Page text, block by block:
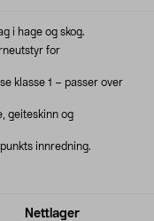
Nettlager
i hage og skog.
for
klasse 1 – passer over
geiteskinn og
innredning.